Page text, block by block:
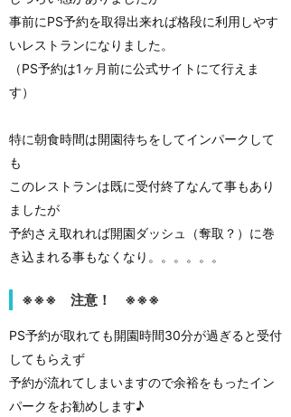
事前にPS予約を取得出来れば格段に利用しやす
いレストランになりました。
（PS予約は1ヶ月前に公式サイトにて行えま
す）
特に朝食時間は開園待ちをしてインパークして
も
このレストランは既に受付終了なんて事もあり
ましたが
予約さえ取れれば開園ダッシュ（奪取？）に巻
き込まれる事もなくなり。。。。。。
※※※ 注意！ ※※※
PS予約が取れても開園時間30分が過ぎると受付
してもらえず
予約が流れてしまいますので余裕をもったイン
パークをお勧めします♪